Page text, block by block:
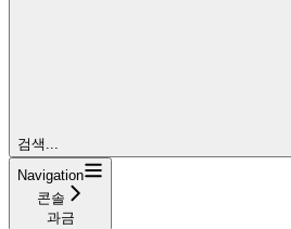
검색...
Navigation
콘솔
과금